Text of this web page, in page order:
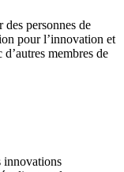
personnes de
pour l’innovation et
membres de
innovations